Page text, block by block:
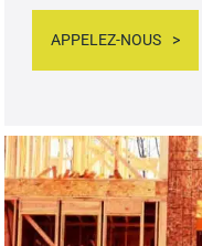
APPELEZ-NOUS